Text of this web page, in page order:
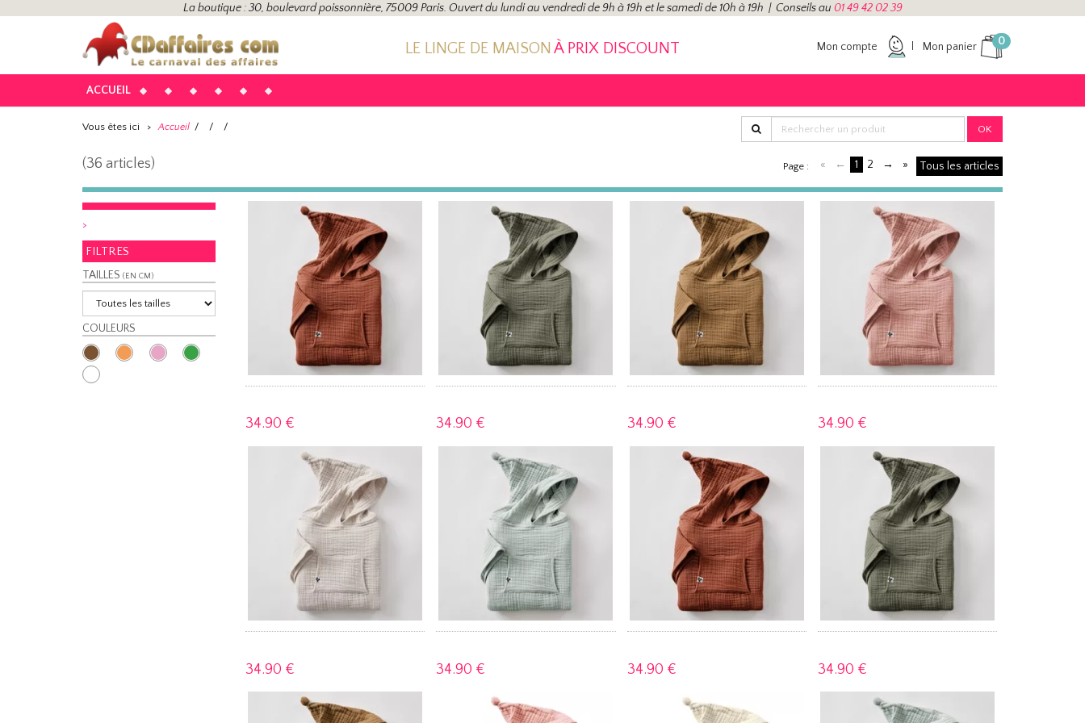
La boutique : 30, boulevard poissonnière, 75009 Paris. Ouvert du lundi au vendredi de 9h à 19h et le samedi de 10h à 19h | Conseils au 01 49 42 02 39
LE LINGE DE MAISON À PRIX DISCOUNT Mon compte Mon panier 0
ACCUEIL
Vous êtes ici > Accueil / / / OK
(36 articles) Page : « ← 1 2 → » Tous les articles
>
FILTRES
TAILLES (EN CM)
COULEURS
34.90 € 34.90 € 34.90 € 34.90 €
34.90 € 34.90 € 34.90 € 34.90 €